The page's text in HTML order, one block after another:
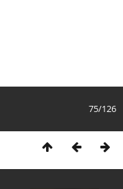
75/126